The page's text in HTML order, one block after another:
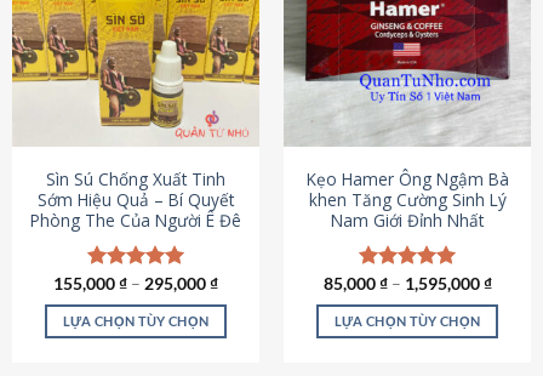
thể.
Các
tùy
chọn
có
thể
được
chọn
trên
trang
sản
phẩm
Sìn Sú Chống Xuất Tinh
Sớm Hiệu Quả – Bí Quyết
Phòng The Của Người Ê Đê
Được xếp
hạng4.95
5 sao
155,000₫ – 295,000₫
LỰA CHỌN TÙY CHỌN
Kẹo Hamer Ông Ngậm Bà
khen Tăng Cường Sinh Lý
Nam Giới Đỉnh Nhất
Được xếp
hạng5.00
5 sao
85,000₫– 1,595,000₫
LỰA CHỌN TÙY CHỌN